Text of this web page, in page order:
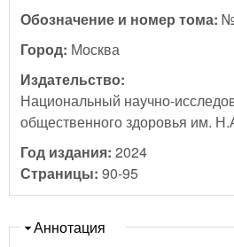
Обозначение и номер тома:
Город: Москва
Издательство:
Национальный научно-
общественного здоровья им.
Год издания: 2024
Страницы: 90-95
Скрыть
Аннотация